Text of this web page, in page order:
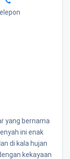
yang bernama
ini enak
di kala hujan
kekayaan